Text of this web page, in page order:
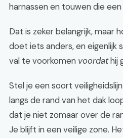
harnassen en touwen die
Dat is zeker belangrijk, maar
doet iets anders, en eigenlijk
val te voorkomen voordathij
Stel je een soort
langs de rand van het dak
dat je niet zomaar over de
Je blijft in een veilige zone.